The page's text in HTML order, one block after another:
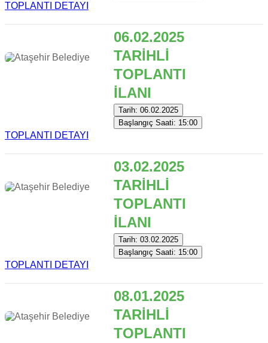
TOPLANTI DETAYI
06.02.2025
TARİHLİ
TOPLANTI
İLANI
Tarih: 06.02.2025
Başlangıç Saati: 15:00
TOPLANTI DETAYI
03.02.2025
TARİHLİ
TOPLANTI
İLANI
Tarih: 03.02.2025
Başlangıç Saati: 15:00
TOPLANTI DETAYI
08.01.2025
TARİHLİ
TOPLANTI